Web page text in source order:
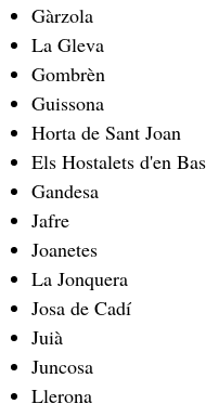
Gàrzola
La Gleva
Gombrèn
Guissona
Horta de Sant Joan
Els Hostalets d'en Bas
Gandesa
Jafre
Joanetes
La Jonquera
Josa de Cadí
Juià
Juncosa
Llerona